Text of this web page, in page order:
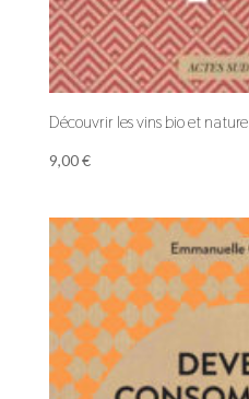
Découvrir les vins bio et nature
9,00€